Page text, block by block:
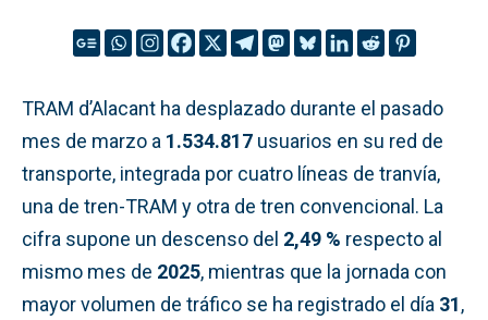
TRAM d’Alacant ha desplazado durante el pasado
mes de marzo a 1.534.817 usuarios en su red de
transporte, integrada por cuatro líneas de tranvía,
una de tren-TRAM y otra de tren convencional. La
cifra supone un descenso del 2,49 % respecto al
mismo mes de 2025, mientras que la jornada con
mayor volumen de tráfico se ha registrado el día 31,